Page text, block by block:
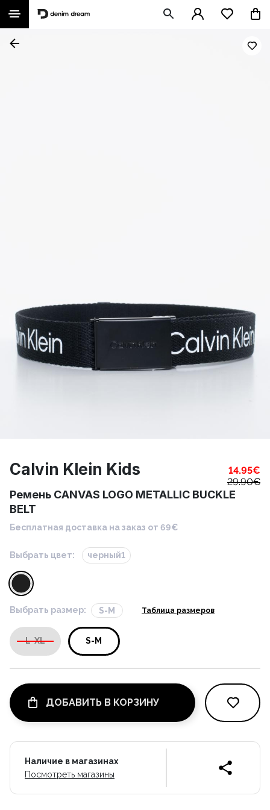
Calvin Klein Kids 14.95€
29.90€
Ремень CANVAS LOGO METALLIC BUCKLE
BELT
Бесплатная доставка на заказ от 69€
Выбрать цвет: черный1
Выбрать размер: S-M Таблица размеров
L-XL S-M
ДОБАВИТЬ В КОРЗИНУ
Наличие в магазинах
Посмотреть магазины